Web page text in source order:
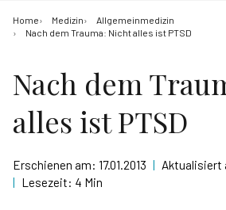
Home Medizin
Allgemeinmedizin
Nach dem Trauma: Nicht alles ist PTSD
Nach dem
alles ist PTSD
Erschienen am: 17.01.2013 | Aktualisiert
| Lesezeit: 4 Min